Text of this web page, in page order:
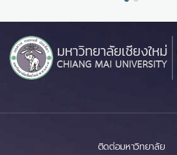
ติดต่อมหาวิทยาลัย